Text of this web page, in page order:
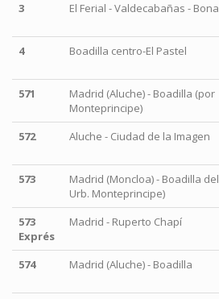
3 El Ferial - Valdecabañas -
4 Boadilla centro-El Pastel
571
Madrid (Aluche) - Boadilla (por
Monteprincipe)
572 Aluche - Ciudad de la Imagen
573
Madrid (Moncloa) - Boadilla
Urb. Monteprincipe)
573
Exprés
Madrid - Ruperto Chapí
574 Madrid (Aluche) - Boadilla